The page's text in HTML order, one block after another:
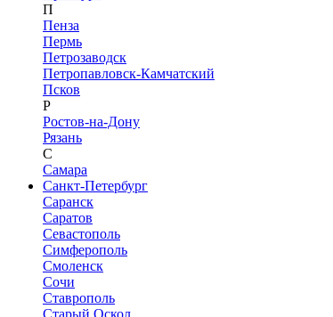
П
Пенза
Пермь
Петрозаводск
Петропавловск-Камчатский
Псков
Р
Ростов-на-Дону
Рязань
С
Самара
Санкт-Петербург
Саранск
Саратов
Севастополь
Симферополь
Смоленск
Сочи
Ставрополь
Старый Оскол